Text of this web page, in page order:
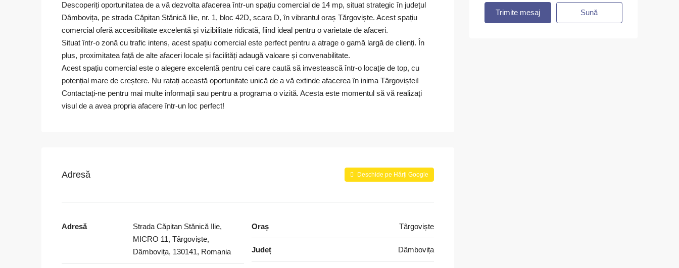
Descoperiți oportunitatea de a vă dezvolta afacerea într-un spațiu comercial de 14 mp, situat strategic în județul
Dâmbovița, pe strada Căpitan Stănică Ilie, nr. 1, bloc 42D, scara D, în vibrantul oraș Tărgoviște. Acest spațiu
comercial oferă accesibilitate excelentă și vizibilitate ridicată, fiind ideal pentru o varietate de afaceri.
Situat într-o zonă cu trafic intens, acest spațiu comercial este perfect pentru a atrage o gamă largă de clienți. În
plus, proximitatea față de alte afaceri locale și facilități adaugă valoare și convenabilitate.
Acest spațiu comercial este o alegere excelentă pentru cei care caută să investească într-o locație de top, cu
potențial mare de creștere. Nu ratați această oportunitate unică de a vă extinde afacerea în inima Târgoviștei!
Contactați-ne pentru mai multe informații sau pentru a programa o vizită. Acesta este momentul să vă realizați
visul de a avea propria afacere într-un loc perfect!
Adresă Deschide pe Hărți Google
Adresă
Strada Căpitan Stănică Ilie,
MICRO 11, Târgoviște,
Dâmbovița, 130141, Romania
Oraș Târgoviște
Județ Dâmbovița
Trimite mesaj Sună